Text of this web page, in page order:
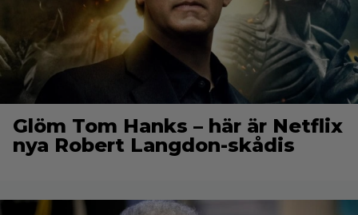
Glöm Tom Hanks – här är Netflix
nya Robert Langdon-skådis